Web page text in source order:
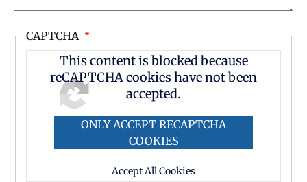
CAPTCHA
This content is blocked because
reCAPTCHA cookies have not been
accepted.
ONLY ACCEPT RECAPTCHA
COOKIES
Accept All Cookies